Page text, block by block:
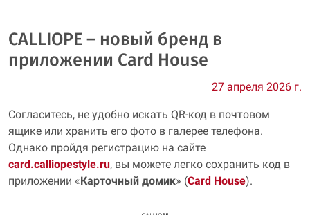
CALLIOPE – новый бренд в
приложении Card House
27 апреля 2026 г.
Согласитесь, не удобно искать QR‑код в почтовом
ящике или хранить его фото в галерее телефона.
Однако пройдя регистрацию на сайте
card.calliopestyle.ru, вы можете легко сохранить код в
приложении «Карточный домик» (Card House).